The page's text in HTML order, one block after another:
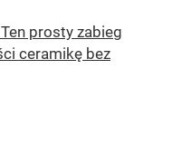
prosty zabieg
ceramikę bez